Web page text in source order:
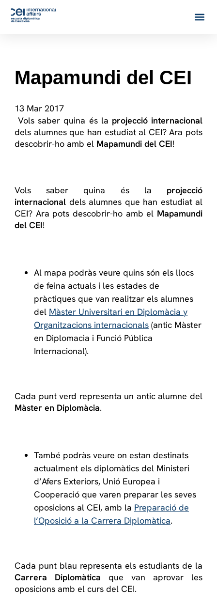
Mapamundi del CEI
13 Mar 2017
Vols saber quina és la projecció internacional
dels alumnes que han estudiat al CEI? Ara pots
descobrir-ho amb el Mapamundi del CEI!
Vols saber quina és la projecció
internacional dels alumnes que han estudiat al
CEI? Ara pots descobrir-ho amb el Mapamundi
del CEI!
Al mapa podràs veure quins són els llocs
de feina actuals i les estades de
pràctiques que van realitzar els alumnes
del Màster Universitari en Diplomàcia y
Organitzacions internacionals (antic Màster
en Diplomacia i Funció Pública
Internacional).
Cada punt verd representa un antic alumne del
Màster en Diplomàcia.
També podràs veure on estan destinats
actualment els diplomàtics del Ministeri
d’Afers Exteriors, Unió Europea i
Cooperació que varen preparar les seves
oposicions al CEI, amb la Preparació de
l’Oposició a la Carrera Diplomàtica.
Cada punt blau representa els estudiants de la
Carrera Diplomàtica que van aprovar les
oposicions amb el curs del CEI.